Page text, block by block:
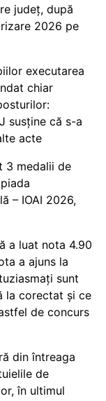
județ, după
2026 pe
executarea
chiar
susține că s-a
acte
3 medalii de
– IOAI 2026,
a luat nota 4.90
a ajuns la
sunt
la corectat și ce
de concurs
din întreaga
de
în ultimul